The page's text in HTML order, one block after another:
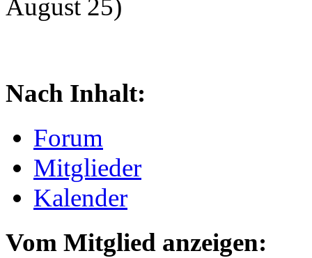
August 25)
Nach Inhalt:
Forum
Mitglieder
Kalender
Vom Mitglied anzeigen: